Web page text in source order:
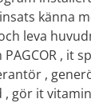
känna
leva
, it
,
gör it